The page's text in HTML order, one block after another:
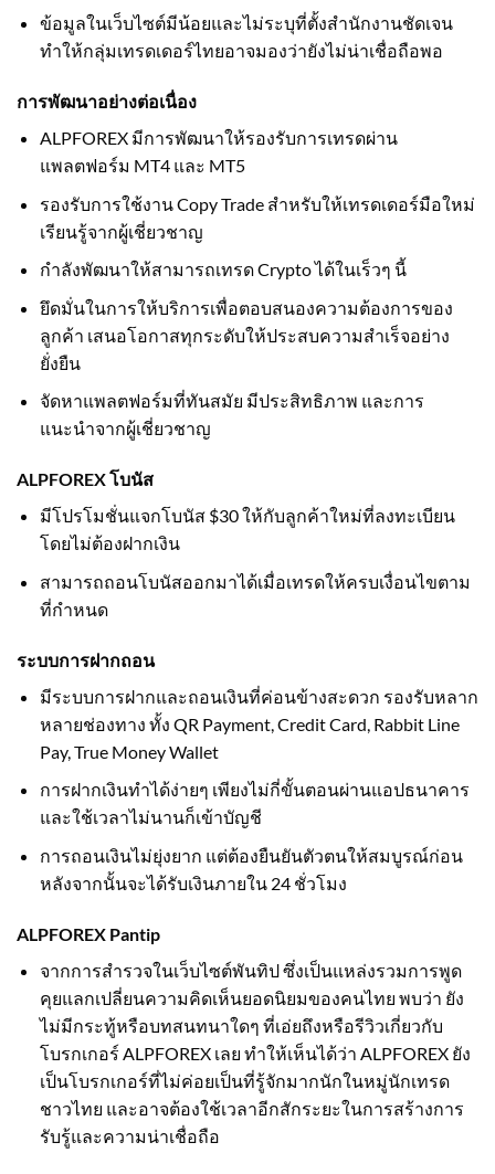
ข้อมูลในเว็บไซต์มีน้อยและไม่ระบุที่ตั้งสำนักงานชัดเจน
ทำให้กลุ่มเทรดเดอร์ไทยอาจมองว่ายังไม่น่าเชื่อถือพอ
การพัฒนาอย่างต่อเนื่อง
ALPFOREX มีการพัฒนาให้รองรับการเทรดผ่าน
แพลตฟอร์ม MT4 และ MT5
รองรับการใช้งาน Copy Trade สำหรับให้เทรดเดอร์มือใหม่
เรียนรู้จากผู้เชี่ยวชาญ
กำลังพัฒนาให้สามารถเทรด Crypto ได้ในเร็วๆ นี้
ยึดมั่นในการให้บริการเพื่อตอบสนองความต้องการของ
ลูกค้า เสนอโอกาสทุกระดับให้ประสบความสำเร็จอย่าง
ยั่งยืน
จัดหาแพลตฟอร์มที่ทันสมัย มีประสิทธิภาพ และการ
แนะนำจากผู้เชี่ยวชาญ
ALPFOREX โบนัส
มีโปรโมชั่นแจกโบนัส $30 ให้กับลูกค้าใหม่ที่ลงทะเบียน
โดยไม่ต้องฝากเงิน
สามารถถอนโบนัสออกมาได้เมื่อเทรดให้ครบเงื่อนไขตาม
ที่กำหนด
ระบบการฝากถอน
มีระบบการฝากและถอนเงินที่ค่อนข้างสะดวก รองรับหลาก
หลายช่องทาง ทั้ง QR Payment, Credit Card, Rabbit Line
Pay, True Money Wallet
การฝากเงินทำได้ง่ายๆ เพียงไม่กี่ขั้นตอนผ่านแอปธนาคาร
และใช้เวลาไม่นานก็เข้าบัญชี
การถอนเงินไม่ยุ่งยาก แต่ต้องยืนยันตัวตนให้สมบูรณ์ก่อน
หลังจากนั้นจะได้รับเงินภายใน 24 ชั่วโมง
ALPFOREX Pantip
จากการสำรวจในเว็บไซต์พันทิป ซึ่งเป็นแหล่งรวมการพูด
คุยแลกเปลี่ยนความคิดเห็นยอดนิยมของคนไทย พบว่า ยัง
ไม่มีกระทู้หรือบทสนทนาใดๆ ที่เอ่ยถึงหรือรีวิวเกี่ยวกับ
โบรกเกอร์ ALPFOREX เลย ทำให้เห็นได้ว่า ALPFOREX ยัง
เป็นโบรกเกอร์ที่ไม่ค่อยเป็นที่รู้จักมากนักในหมู่นักเทรด
ชาวไทย และอาจต้องใช้เวลาอีกสักระยะในการสร้างการ
รับรู้และความน่าเชื่อถือ